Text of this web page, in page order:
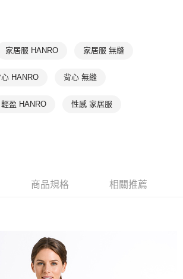
含以上)免運費
家居服 HANRO 家居服 無縫
HANRO 背心 無縫
輕盈 HANRO 性感 家居服
商品規格 相關推薦